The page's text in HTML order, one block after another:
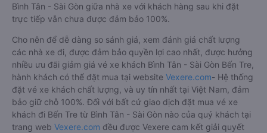
Bình Tân - Sài Gòn giữa nhà xe với khách hàng sau khi đặt
trực tiếp vẫn chưa được đảm bảo 100%.
Cho nên để dễ dàng so sánh giá, xem đánh giá chất lượng
các nhà xe đi, được đảm bảo quyền lợi cao nhất, được hưởng
nhiều ưu đãi giảm giá vé xe khách Bình Tân - Sài Gòn Bến Tre,
hành khách có thể đặt mua tại website Vexere.com- Hệ thống
đặt vé xe khách chất lượng, và uy tín nhất tại Việt Nam, đảm
bảo giữ chỗ 100%. Đối với bất cứ giao dịch đặt mua vé xe
khách đi Bến Tre từ Bình Tân - Sài Gòn nào của quý khách tại
trang web Vexere.com đều được Vexere cam kết giải quyết